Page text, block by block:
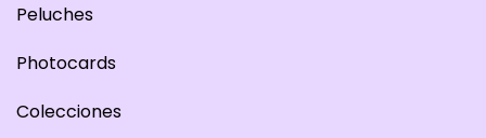
Peluches
Photocards
Colecciones